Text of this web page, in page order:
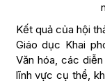
Kết quả của hội
Giáo dục Khai
Văn hóa, các
lĩnh vực cụ thể,